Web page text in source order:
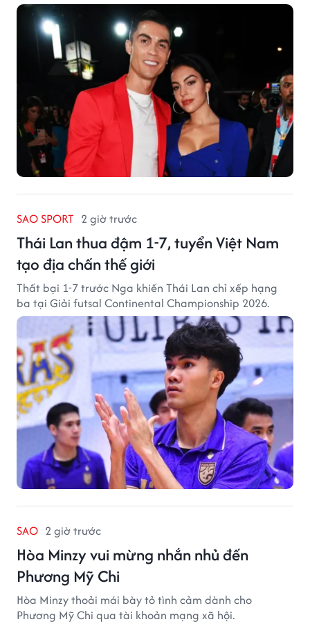
SAO SPORT 2 giờ trước
Thái Lan thua đậm 1-7, tuyển Việt Nam
tạo địa chấn thế giới
Thất bại 1-7 trước Nga khiến Thái Lan chỉ xếp hạng
ba tại Giải futsal Continental Championship 2026.
SAO 2 giờ trước
Hòa Minzy vui mừng nhắn nhủ đến
Phương Mỹ Chi
Hòa Minzy thoải mái bày tỏ tình cảm dành cho
Phương Mỹ Chi qua tài khoản mạng xã hội.